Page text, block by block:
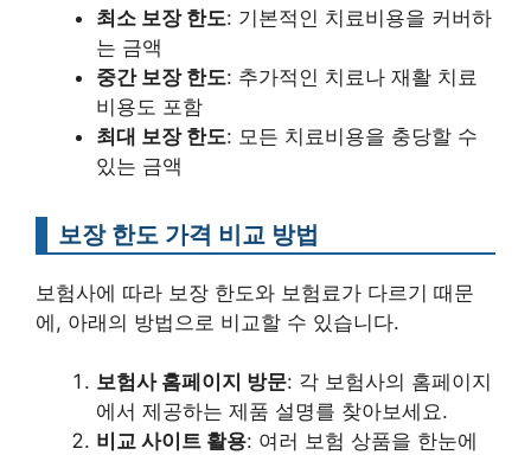
최소 보장 한도: 기본적인 치료비용을 커버하
는 금액
중간 보장 한도: 추가적인 치료나 재활 치료
비용도 포함
최대 보장 한도: 모든 치료비용을 충당할 수
있는 금액
보장 한도 가격 비교 방법
보험사에 따라 보장 한도와 보험료가 다르기 때문
에, 아래의 방법으로 비교할 수 있습니다.
보험사 홈페이지 방문: 각 보험사의 홈페이지
에서 제공하는 제품 설명를 찾아보세요.
비교 사이트 활용: 여러 보험 상품을 한눈에